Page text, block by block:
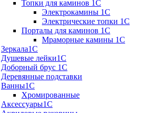
Топки для каминов 1C
Электрокамины 1С
Электрические топки 1C
Порталы для каминов 1С
Мраморные камины 1C
Зеркала1С
Душевые лейки1С
Доборный брус 1С
Деревянные подставки
Ванны1С
Хромированные
Аксессуары1С